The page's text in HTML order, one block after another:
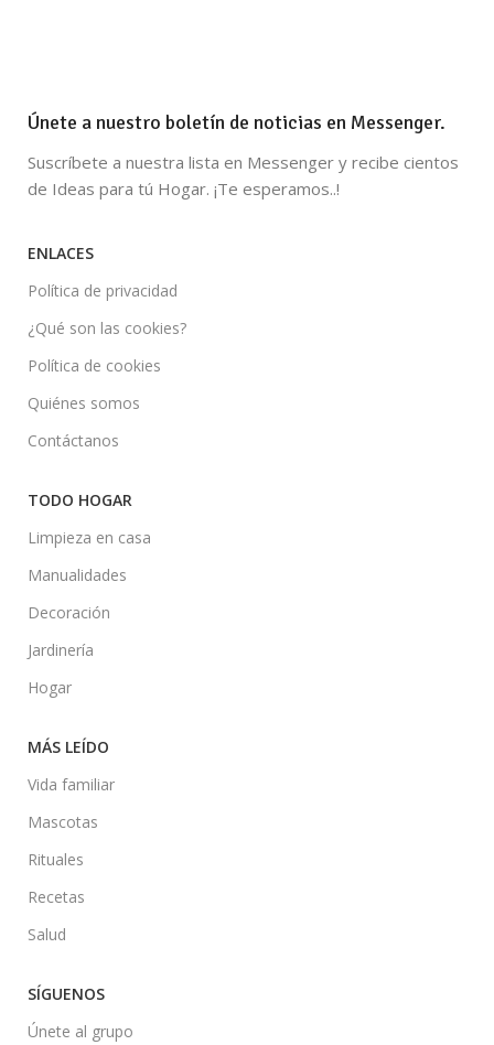
Únete a nuestro boletín de noticias en Messenger.
Suscríbete a nuestra lista en Messenger y recibe cientos
de Ideas para tú Hogar. ¡Te esperamos..!
ENLACES
Política de privacidad
¿Qué son las cookies?
Política de cookies
Quiénes somos
Contáctanos
TODO HOGAR
Limpieza en casa
Manualidades
Decoración
Jardinería
Hogar
MÁS LEÍDO
Vida familiar
Mascotas
Rituales
Recetas
Salud
SÍGUENOS
Únete al grupo